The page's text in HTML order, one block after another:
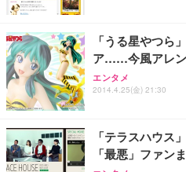
「うる星やつら
ア……今風アレ
エンタメ
2014.4.25(金) 21:30
「テラスハウス
「最悪」ファン